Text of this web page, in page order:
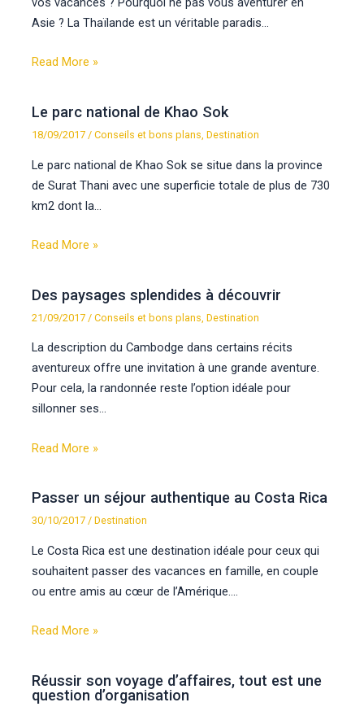
Asie ? La Thaïlande est un véritable paradis…
Read More »
Le parc national de Khao Sok
18/09/2017/Conseils et bons plans,Destination
Le parc national de Khao Sok se situe dans la province
de Surat Thani avec une superficie totale de plus de 730
km2 dont la…
Read More »
Des paysages splendides à découvrir
21/09/2017 /Conseils et bons plans ,Destination
La description du Cambodge dans certains récits
aventureux offre une invitation à une grande aventure.
Pour cela, la randonnée reste l’option idéale pour
sillonner ses…
Read More »
Passer un séjour authentique au Costa Rica
30/10/2017/Destination
Le Costa Rica est une destination idéale pour ceux qui
souhaitent passer des vacances en famille, en couple
ou entre amis au cœur de l’Amérique.…
Read More »
Réussir son voyage d’affaires, tout est une
question d’organisation